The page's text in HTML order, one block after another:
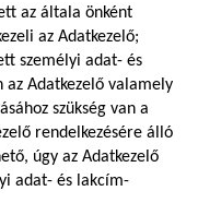
az általa önként
az Adatkezelő;
személyi adat- és
Adatkezelő valamely
szükség van a
rendelkezésére álló
úgy az Adatkezelő
adat- és lakcím-